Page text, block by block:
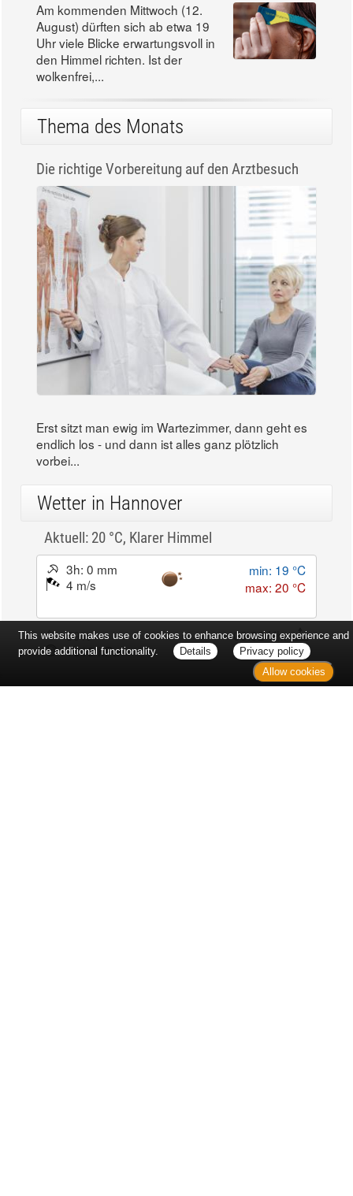
Am kommenden Mittwoch (12.
August) dürften sich ab etwa 19
Uhr viele Blicke erwartungsvoll in
den Himmel richten. Ist der
wolkenfrei,...
Thema des Monats
Die richtige Vorbereitung auf den Arztbesuch
Erst sitzt man ewig im Wartezimmer, dann geht es
endlich los - und dann ist alles ganz plötzlich
vorbei...
Wetter in Hannover
Aktuell: 20 °C, Klarer Himmel
3h: 0 mm
4 m/s
min: 19 °C
max: 20 °C
59%
03:52 Uhr
1019 hPa
19:01 Uhr
This website makes use of cookies to enhance browsing experience and
provide additional functionality.
Details
Privacy policy
Allow cookies